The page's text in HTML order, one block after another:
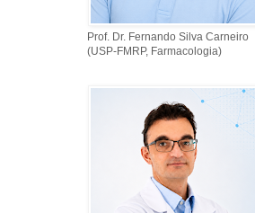
Prof. Dr. Fernando Silva Carneiro
(USP-FMRP, Farmacologia)